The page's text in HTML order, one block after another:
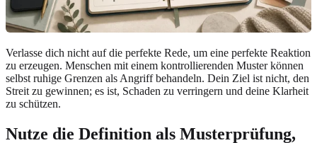
Verlasse dich nicht auf die perfekte Rede, um eine perfekte Reaktion
zu erzeugen. Menschen mit einem kontrollierenden Muster können
selbst ruhige Grenzen als Angriff behandeln. Dein Ziel ist nicht, den
Streit zu gewinnen; es ist, Schaden zu verringern und deine Klarheit
zu schützen.
Nutze die Definition als Musterprüfung,